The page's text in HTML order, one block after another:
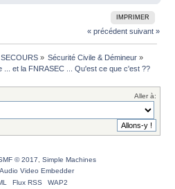
IMPRIMER
« précédent suivant »
SECOURS» Sécurité Civile & Démineur»
... et la FNRASEC ... Qu'est ce que c'est ??
Aller à:
© 2017
Simple Machines
Video Embedder
Flux RSS WAP2